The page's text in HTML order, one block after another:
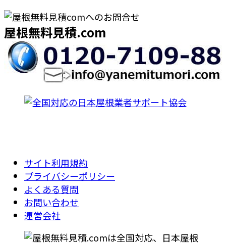
屋根無料見積.com
サイト利用規約
プライバシーポリシー
よくある質問
お問い合わせ
運営会社